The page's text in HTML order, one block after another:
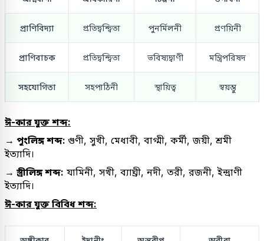
প্রাণিবিদ্যা প্রতিদ্বন্দ্বিতা পুনর্মিলনী প্রণয়িনী
প্রাণিবাচক প্রতিদ্বন্দ্বিতা ভবিষ্যদ্বাণী মন্ত্রিপরিষদ
সহযোগিতা সহপাঠিনী স্থায়িত্ব স্বয়ম্ভু
ঈ-কার যুক্ত শব্দ:
→ পুংলিঙ্গ শব্দ: গুণী, সুখী, মেধাবী, বাগ্মী, কর্মী, জয়ী, শ্রমী
ইত্যাদি।
→ স্ত্রীলিঙ্গ শব্দ: যামিনী, সখী, ব্যাঘ্রী, নদী, তরী, রজনী, ইন্দ্রাণী
ইত্যাদি।
ঈ-কার যুক্ত বিবিধ শব্দ: